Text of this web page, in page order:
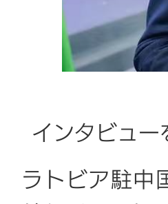
インタビュ
ラトビア駐中